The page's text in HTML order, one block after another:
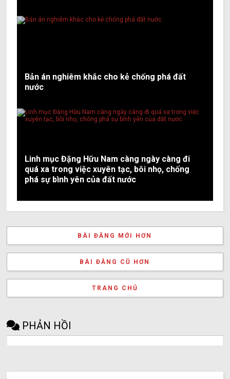
Bản án nghiêm khắc cho kẻ chống phá đất
nước
Linh mục Đặng Hữu Nam càng ngày càng đi
quá xa trong việc xuyên tạc, bôi nhọ, chống
phá sự bình yên của đất nước
BÀI ĐĂNG MỚI HƠN
BÀI ĐĂNG CŨ HƠN
TRANG CHỦ
PHẢN HỒI